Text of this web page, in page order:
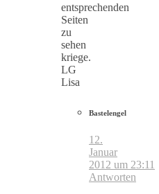
entsprechenden
Seiten
zu
sehen
kriege.
LG
Lisa
Bastelengel
12.
Januar
2012 um 23:11
Antworten